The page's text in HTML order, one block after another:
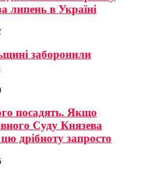
липень в Україні
заборонили
посадять. Якщо
Суду Князева
дрібноту запросто